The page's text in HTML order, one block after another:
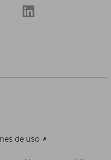
de uso